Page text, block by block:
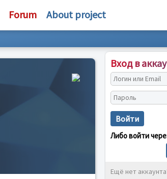
Forum About project
Вход в
Войти
Либо войти
Ещё нет